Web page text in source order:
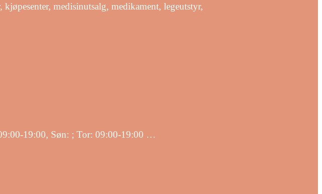
medisinutsalg, medikament, legeutstyr,
19:00, Søn: ; Tor: 09:00-19:00 …